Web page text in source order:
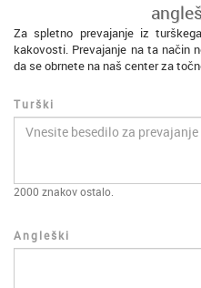
Za spletno prevajanje iz
kakovosti. Prevajanje na ta način
da se obrnete na naš center za
Turški
2000 znakov ostalo.
Angleški